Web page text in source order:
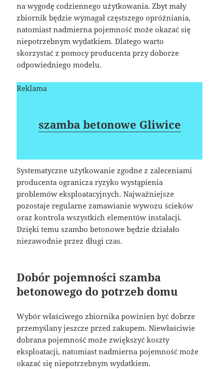
na wygodę codziennego użytkowania. Zbyt mały
zbiornik będzie wymagał częstszego opróżniania,
natomiast nadmierna pojemność może okazać się
niepotrzebnym wydatkiem. Dlatego warto
skorzystać z pomocy producenta przy doborze
odpowiedniego modelu.
Reklama
szamba betonowe Gliwice
Systematyczne użytkowanie zgodne z zaleceniami
producenta ogranicza ryzyko wystąpienia
problemów eksploatacyjnych. Najważniejsze
pozostaje regularne zamawianie wywozu ścieków
oraz kontrola wszystkich elementów instalacji.
Dzięki temu szambo betonowe będzie działało
niezawodnie przez długi czas.
Dobór pojemności szamba
betonowego do potrzeb domu
Wybór właściwego zbiornika powinien być dobrze
przemyślany jeszcze przed zakupem. Niewłaściwie
dobrana pojemność może zwiększyć koszty
eksploatacji, natomiast nadmierna pojemność może
okazać się niepotrzebnym wydatkiem.